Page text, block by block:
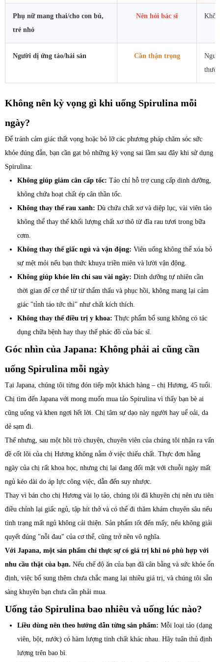
Phụ nữ mang thai/cho con bú,
trẻ nhỏ
Nên hỏi bác sĩ
Người dị ứng tảo/hải sản Cần thận trọng
Không nên kỳ vọng gì khi uống Spirulina mỗi
ngày?
Để tránh cảm giác thất vọng hoặc bỏ lỡ các phương pháp chăm sóc sức
khỏe đúng đắn, bạn cần gạt bỏ những kỳ vọng sai lầm sau đây khi sử dụng
Spirulina:
Không giúp giảm cân cấp tốc: Tảo chỉ hỗ trợ cung cấp dinh dưỡng,
không chứa hoạt chất ép cân thần tốc.
Không thay thế rau xanh: Dù chứa chất xơ và diệp lục, vài viên tảo
không thể thay thế khối lượng chất xơ thô từ đĩa rau tươi trong bữa
cơm.
Không thay thế giấc ngủ và vận động: Viên uống không thể xóa bỏ
sự mệt mỏi nếu bạn thức khuya triền miên và lười vận động.
Không giúp khỏe lên chỉ sau vài ngày: Dinh dưỡng tự nhiên cần
thời gian để cơ thể từ từ thẩm thấu và phục hồi, không mang lại cảm
giác "tỉnh táo tức thì" như chất kích thích.
Không thay thế điều trị y khoa: Thực phẩm bổ sung không có tác
dụng chữa bệnh hay thay thế phác đồ của bác sĩ.
Góc nhìn của Japana: Không phải ai cũng cần
uống Spirulina mỗi ngày
Tại Japana, chúng tôi từng đón tiếp một khách hàng – chị Hương, 45 tuổi.
Chị tìm đến Japana với mong muốn mua tảo Spirulina vì thấy bạn bè ai
cũng uống và khen ngợi hết lời. Chị tâm sự dạo này người hay uể oải, da
dẻ sạm đi.
Thế nhưng, sau một hồi trò chuyện, chuyên viên của chúng tôi nhận ra vấn
đề cốt lõi của chị Hương không nằm ở việc thiếu chất. Thực đơn hằng
ngày của chị rất khoa học, nhưng chị lại đang đối mặt với chuỗi ngày mất
ngủ kéo dài do áp lực công việc, dẫn đến suy nhược.
Thay vì bán cho chị Hương vài lọ tảo, chúng tôi đã khuyên chị nên ưu tiên
điều chỉnh lại giấc ngủ, tập hít thở và có thể đi thăm khám chuyên sâu nếu
tình trạng mất ngủ không cải thiện. Sản phẩm tốt đến mấy, nếu không giải
quyết đúng "nỗi đau" của cơ thể, cũng trở nên vô nghĩa.
Với Japana, một sản phẩm chỉ thực sự có giá trị khi nó phù hợp với
nhu cầu thật của bạn. Nếu chế độ ăn của bạn đã cân bằng và sức khỏe ổn
định, việc bổ sung thêm chưa chắc mang lại nhiều giá trị, và chúng tôi sẵn
sàng khuyên bạn chưa cần phải mua.
Uống tảo Spirulina bao nhiêu và uống lúc nào?
Liều dùng nên theo hướng dẫn từng sản phẩm: Mỗi loại tảo (dạng
viên, bột, nước) có hàm lượng tinh chất khác nhau. Hãy tuân thủ định
lượng trên bao bì.